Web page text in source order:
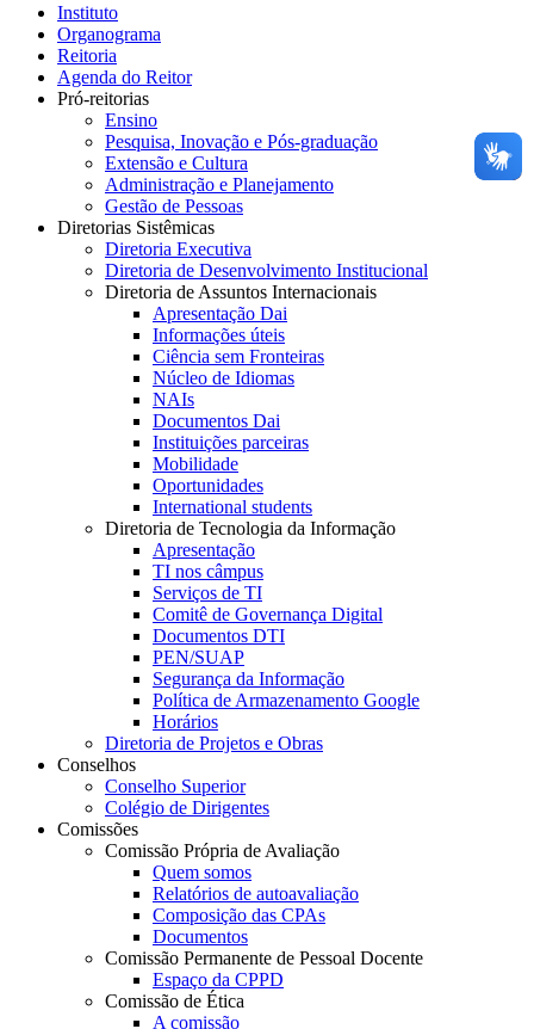
Instituto
Organograma
Reitoria
Agenda do Reitor
Pró-reitorias
Ensino
Pesquisa, Inovação e Pós-graduação
Extensão e Cultura
Administração e Planejamento
Gestão de Pessoas
Diretorias Sistêmicas
Diretoria Executiva
Diretoria de Desenvolvimento Institucional
Diretoria de Assuntos Internacionais
Apresentação Dai
Informações úteis
Ciência sem Fronteiras
Núcleo de Idiomas
NAIs
Documentos Dai
Instituições parceiras
Mobilidade
Oportunidades
International students
Diretoria de Tecnologia da Informação
Apresentação
TI nos câmpus
Serviços de TI
Comitê de Governança Digital
Documentos DTI
PEN/SUAP
Segurança da Informação
Política de Armazenamento Google
Horários
Diretoria de Projetos e Obras
Conselhos
Conselho Superior
Colégio de Dirigentes
Comissões
Comissão Própria de Avaliação
Quem somos
Relatórios de autoavaliação
Composição das CPAs
Documentos
Comissão Permanente de Pessoal Docente
Espaço da CPPD
Comissão de Ética
A comissão